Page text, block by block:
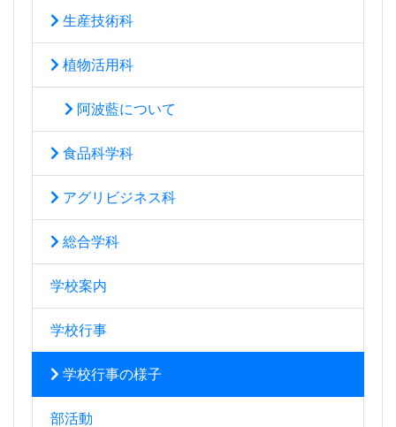
生産技術科
植物活用科
阿波藍について
食品科学科
アグリビジネス科
総合学科
学校案内
学校行事
学校行事の様子
部活動